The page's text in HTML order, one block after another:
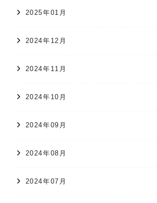
2025年01月
2024年12月
2024年11月
2024年10月
2024年09月
2024年08月
2024年07月